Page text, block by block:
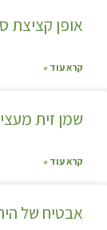
אופן קציצת
קרא עוד »
שמן זית
קרא עוד »
אבטיח של